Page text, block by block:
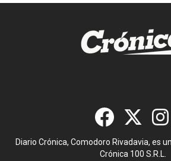
Diario Crónica, Comodoro Rivadavia, es
Crónica 100 S.R.L.